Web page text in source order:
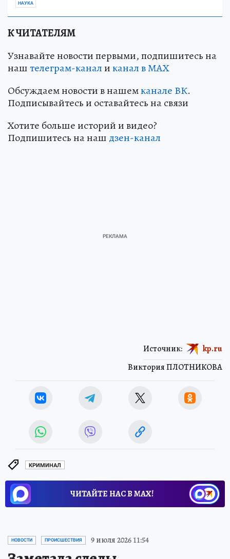
НАУКА
К ЧИТАТЕЛЯМ
Узнавайте новости первыми, подпишитесь на
наштелеграм-каналиканал в МАХ
Обсуждаем новости в нашемканале ВК.
Подписывайтесь и оставайтесь на связи
Хотите больше историй и видео?
Подпишитесь на наш дзен-канал
Виктория ПЛОТНИКОВА
Источник: kp.ru
КРИМИНАЛ
ЧИТАЙТЕ НАС В МАХ!
НОВОСТИ ПРОИСШЕСТВИЯ 9 июля 2026 11:54